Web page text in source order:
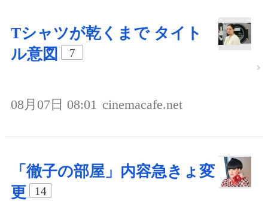
Tシャツが乾くまで タイト
ル意図
7
08月07日 08:01 cinemacafe.net
「徹子の部屋」内容急きょ変
更
14